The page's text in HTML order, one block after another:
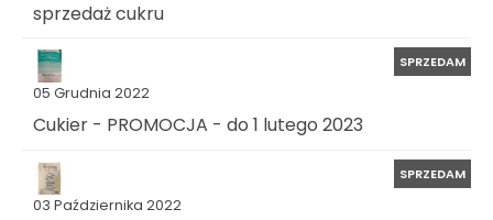
sprzedaż cukru
05 Grudnia 2022
SPRZEDAM
Cukier - PROMOCJA - do 1 lutego 2023
03 Października 2022
SPRZEDAM